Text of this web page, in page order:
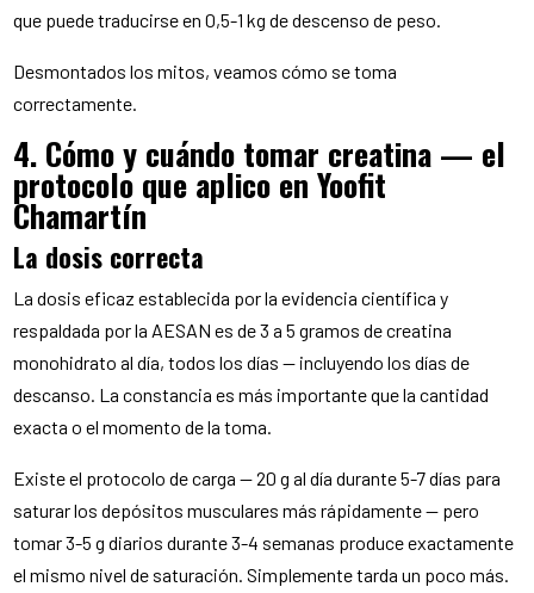
que puede traducirse en 0,5-1 kg de descenso de peso.
Desmontados los mitos, veamos cómo se toma
correctamente.
4. Cómo y cuándo tomar creatina — el
protocolo que aplico en Yoofit
Chamartín
La dosis correcta
La dosis eficaz establecida por la evidencia científica y
respaldada por la AESAN es de 3 a 5 gramos de creatina
monohidrato al día, todos los días — incluyendo los días de
descanso. La constancia es más importante que la cantidad
exacta o el momento de la toma.
Existe el protocolo de carga — 20 g al día durante 5-7 días para
saturar los depósitos musculares más rápidamente — pero
tomar 3-5 g diarios durante 3-4 semanas produce exactamente
el mismo nivel de saturación. Simplemente tarda un poco más.